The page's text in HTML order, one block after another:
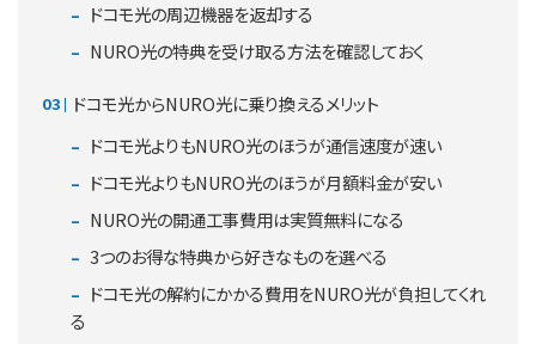
ドコモ光の周辺機器を返却する
NURO光の特典を受け取る方法を確認しておく
ドコモ光からNURO光に乗り換えるメリット
ドコモ光よりもNURO光のほうが通信速度が速い
ドコモ光よりもNURO光のほうが月額料金が安い
NURO光の開通工事費用は実質無料になる
3つのお得な特典から好きなものを選べる
ドコモ光の解約にかかる費用をNURO光が負担してくれ
る